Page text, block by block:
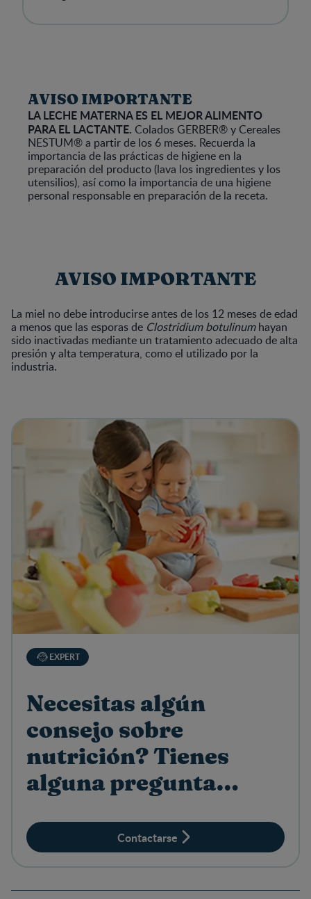
AVISO IMPORTANTE
LA LECHE MATERNA ES EL MEJOR ALIMENTO
PARA EL LACTANTE. Colados GERBER® y Cereales
NESTUM® a partir de los 6 meses. Recuerda la
importancia de las prácticas de higiene en la
preparación del producto (lava los ingredientes y los
utensilios), así como la importancia de una higiene
personal responsable en preparación de la receta.
AVISO IMPORTANTE
La miel no debe introducirse antes de los 12 meses de edad
a menos que las esporas de Clostridium botulinumhayan
sido inactivadas mediante un tratamiento adecuado de alta
presión y alta temperatura, como el utilizado por la
industria.
View details
EXPERT
Necesitas algún
consejo sobre
nutrición? Tienes
alguna pregunta
Contactarse